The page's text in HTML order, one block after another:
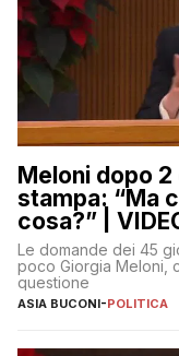
Meloni dopo
stampa: “Ma
cosa?” |
Le domande dei 45
poco Giorgia Meloni,
questione
ASIA BUCONI-POLITICA